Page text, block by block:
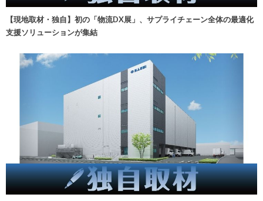
【現地取材・独自】初の「物流DX展」、サプライチェーン全体の最適化
支援ソリューションが集結